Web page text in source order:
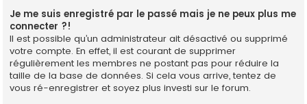
Je me suis enregistré par le passé mais je ne peux plus me
connecter ?!
Il est possible qu’un administrateur ait désactivé ou supprimé
votre compte. En effet, il est courant de supprimer
régulièrement les membres ne postant pas pour réduire la
taille de la base de données. Si cela vous arrive, tentez de
vous ré-enregistrer et soyez plus investi sur le forum.